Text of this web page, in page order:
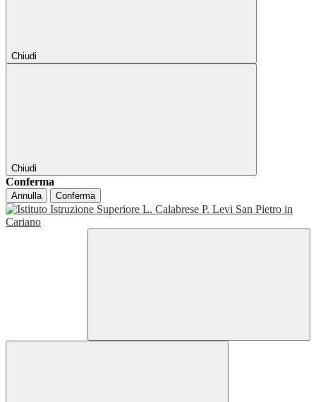
Chiudi
Chiudi
Conferma
Annulla Conferma